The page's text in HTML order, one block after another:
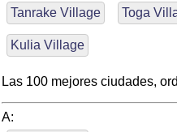
Tanrake Village Toga
Kulia Village
Las 100 mejores ciudades,
A: